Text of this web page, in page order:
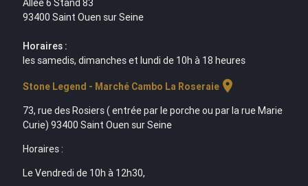
Allée 6 Stand 83
93400 Saint Ouen sur Seine
Horaires :
les samedis, dimanches et lundi de 10h à 18 heures
Stone Legend - Marché Cambo La Roseraielocation_on
73, rue des Rosiers ( entrée par le porche ou par la rue Marie
Curie) 93400 Saint Ouen sur Seine
Horaires :
Le Vendredi de 10h à 12h30,